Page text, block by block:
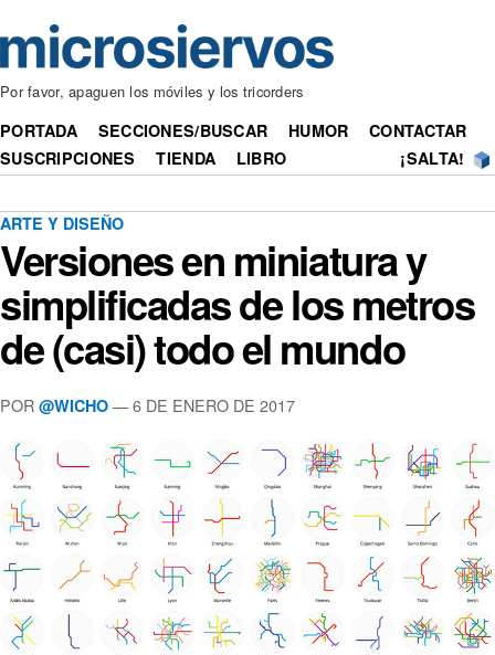
Por favor, apaguen los móviles y los tricorders
PORTADA SECCIONES/BUSCAR HUMOR
CONTACTAR
SUSCRIPCIONES
TIENDA LIBRO ¡SALTA!
ARTE Y DISEÑO
Versiones en miniatura y
simplificadas de los metros
de (casi) todo el mundo
POR @WICHO — 6 DE ENERO DE 2017